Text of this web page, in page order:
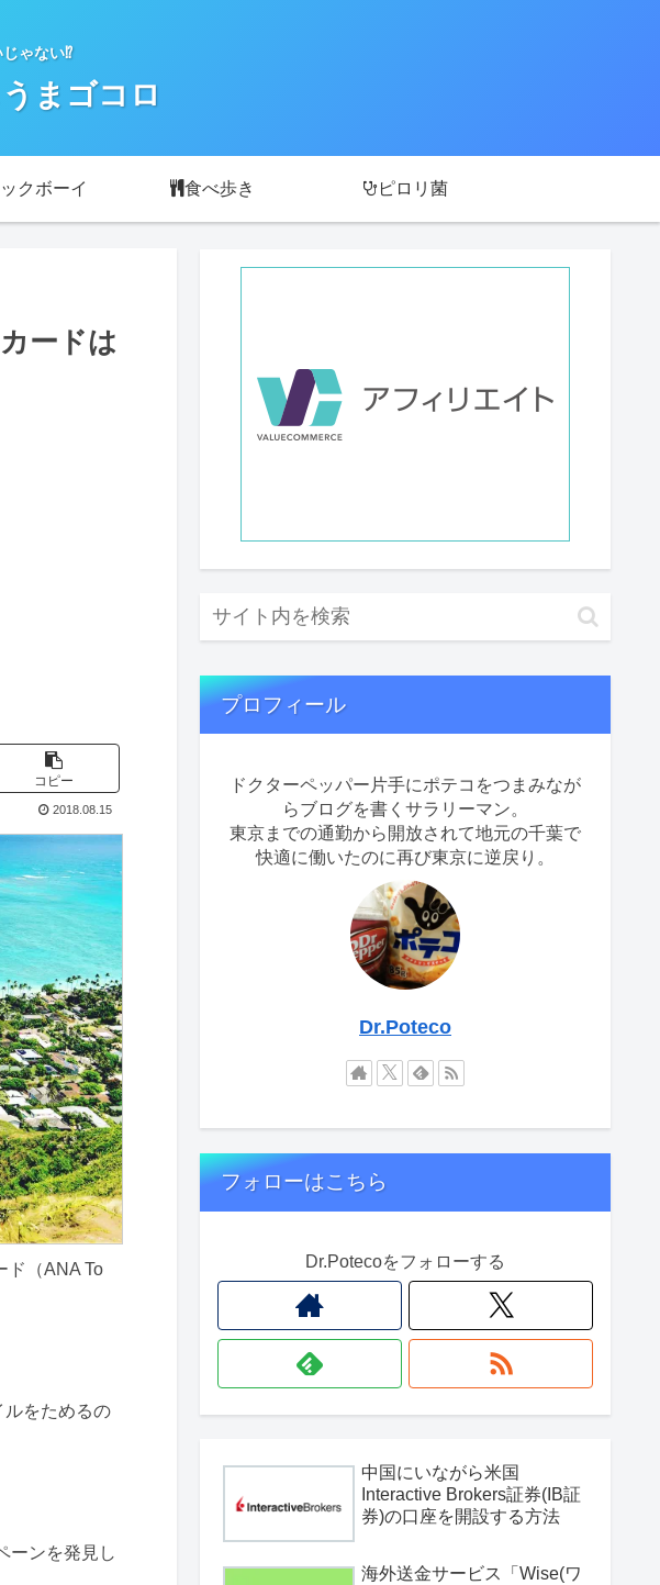
ゃない⁉
まゴコロ
クボーイ 食べ歩き ピロリ菌
ードは
コピー
2018.08.15
ド（ANA To
ルをためるの
ーンを発見し
プロフィール
ドクターペッパー片手にポテコをつまみなが
らブログを書くサラリーマン。
東京までの通勤から開放されて地元の千葉で
快適に働いたのに再び東京に逆戻り。
Dr.Poteco
フォローはこちら
Dr.Potecoをフォローする
中国にいながら米国
Interactive Brokers証券(IB証
券)の口座を開設する方法
海外送金サービス「Wise(ワ